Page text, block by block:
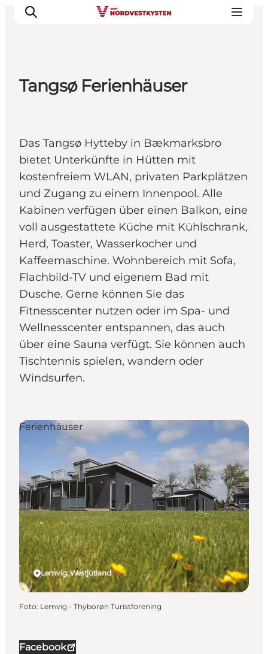
Events
Unterkunft
Mach deine Urlaubsplanung
Tangsø Ferienhäuser
Das Tangsø Hytteby in Bækmarksbro
bietet Unterkünfte in Hütten mit
kostenfreiem WLAN, privaten Parkplätzen
und Zugang zu einem Innenpool. Alle
Kabinen verfügen über einen Balkon, eine
voll ausgestattete Küche mit Kühlschrank,
Herd, Toaster, Wasserkocher und
Kaffeemaschine. Wohnbereich mit Sofa,
Flachbild-TV und eigenem Bad mit
Dusche. Gerne können Sie das
Fitnesscenter nutzen oder im Spa- und
Wellnesscenter entspannen, das auch
über eine Sauna verfügt. Sie können auch
Tischtennis spielen, wandern oder
Windsurfen.
Facebook
Lemvig, Westjütland
Ferienhäuser
Foto: Lemvig - Thyborøn Turistforening